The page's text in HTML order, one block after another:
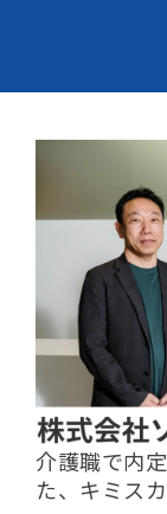
介護職で内
た、キミス